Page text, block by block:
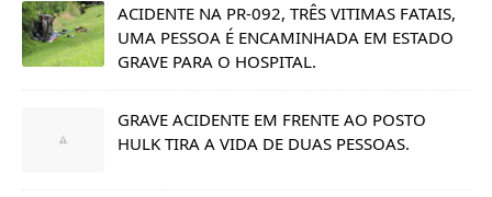
ACIDENTE NA PR-092, TRÊS VITIMAS FATAIS,
UMA PESSOA É ENCAMINHADA EM ESTADO
GRAVE PARA O HOSPITAL.
GRAVE ACIDENTE EM FRENTE AO POSTO
HULK TIRA A VIDA DE DUAS PESSOAS.